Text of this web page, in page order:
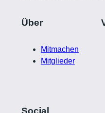
Über
Mitmachen
Mitglieder